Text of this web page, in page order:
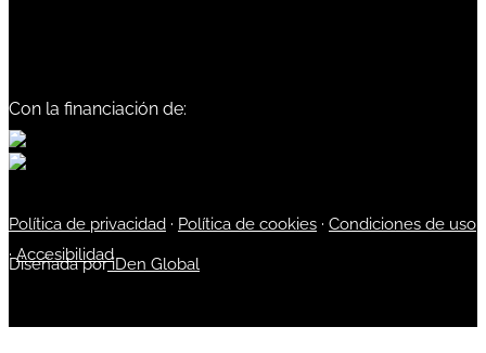
Con la financiación de:
Política de privacidad · Política de cookies · Condiciones de uso
·Accesibilidad
Diseñada poriDen Global